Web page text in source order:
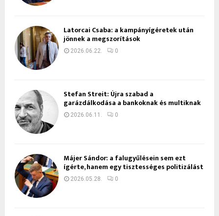
Latorcai Csaba: a kampányígéretek után
jönnek a megszorítások
2026.06.22. 0
Stefan Streit: Újra szabad a
garázdálkodása a bankoknak és multiknak
2026.06.11. 0
Májer Sándor: a falugyűlésein sem ezt
ígérte, hanem egy tisztességes politizálást
2026.05.28. 0